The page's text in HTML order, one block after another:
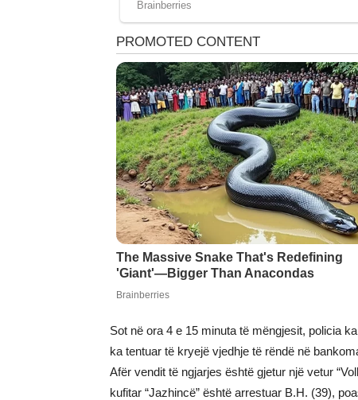
Sot në ora 4 e 15 minuta të mëngjesit, policia
ka tentuar të kryejë vjedhje të rëndë në
Afër vendit të ngjarjes është gjetur një vetur
kufitar “Jazhincë” është arrestuar B.H. (39),